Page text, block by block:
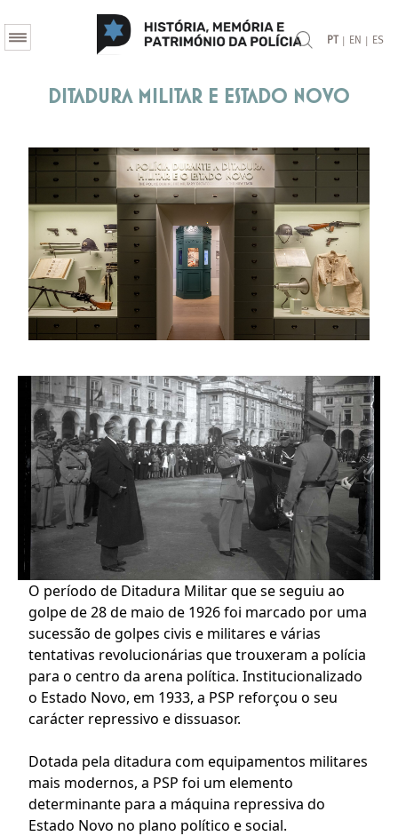
PT | EN | ES
Ditadura Militar e Estado Novo
O período de Ditadura Militar que se seguiu ao
golpe de 28 de maio de 1926 foi marcado por uma
sucessão de golpes civis e militares e várias
tentativas revolucionárias que trouxeram a polícia
para o centro da arena política. Institucionalizado
o Estado Novo, em 1933, a PSP reforçou o seu
carácter repressivo e dissuasor.
Dotada pela ditadura com equipamentos militares
mais modernos, a PSP foi um elemento
determinante para a máquina repressiva do
Estado Novo no plano político e social.